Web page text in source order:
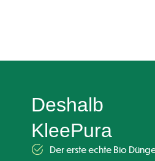
Deshalb
KleePura
Der erste echte Bio